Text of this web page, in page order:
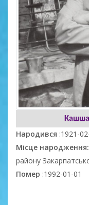
Народився :1921-
Місце народження:
району
Помер :1992-01-01